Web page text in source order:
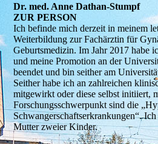
Dr. med. Anne Dathan-Stumpf
ZUR PERSON
Ich befinde mich derzeit in meinem
Weiterbildung zur Fachärztin für
Geburtsmedizin. Im Jahr 2017 habe
und meine Promotion an der
beendet und bin seither am
Seither habe ich an zahlreichen
mitgewirkt oder diese selbst initiiert,
Forschungsschwerpunkt sind die
Schwangerschaftserkrankungen“.
Mutter zweier Kinder.